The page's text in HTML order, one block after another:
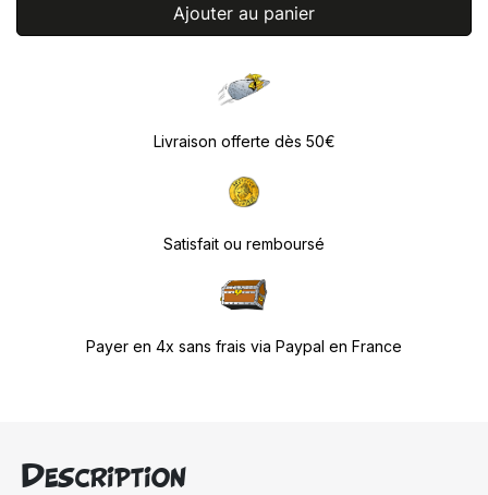
Ajouter au panier
Livraison offerte dès 50€
Satisfait ou remboursé
Payer en 4x sans frais via Paypal en France
Description